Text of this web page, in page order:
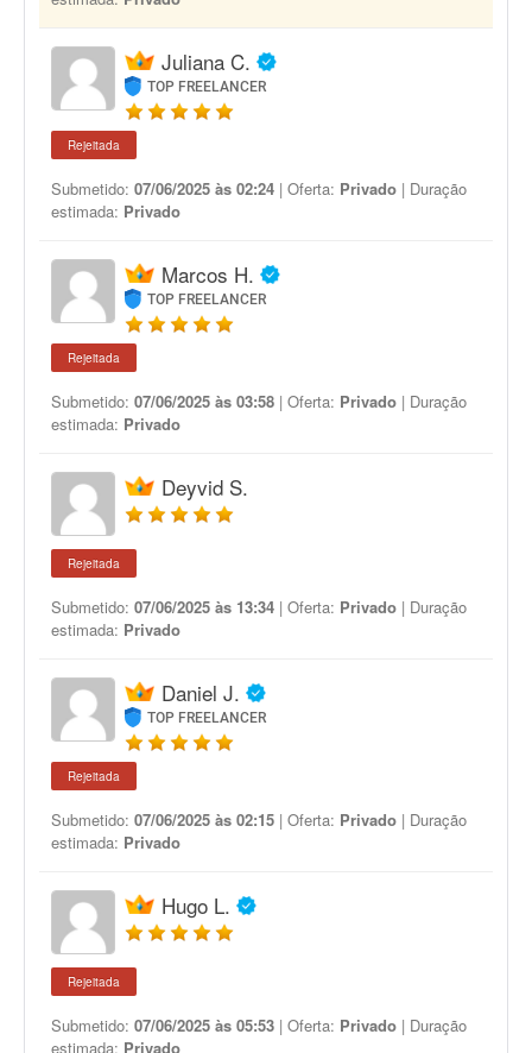
Juliana C.
TOP FREELANCER
Rejeitada
Submetido: 07/06/2025 às 02:24 | Oferta: Privado | Duração
estimada: Privado
Marcos H.
TOP FREELANCER
Rejeitada
Submetido: 07/06/2025 às 03:58 | Oferta: Privado | Duração
estimada: Privado
Deyvid S.
Rejeitada
Submetido: 07/06/2025 às 13:34 | Oferta: Privado | Duração
estimada: Privado
Daniel J.
TOP FREELANCER
Rejeitada
Submetido: 07/06/2025 às 02:15 | Oferta: Privado | Duração
estimada: Privado
Hugo L.
Rejeitada
Submetido: 07/06/2025 às 05:53 | Oferta: Privado | Duração
estimada: Privado